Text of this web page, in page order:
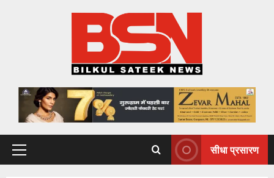
Primary
सीधा प्रसारण